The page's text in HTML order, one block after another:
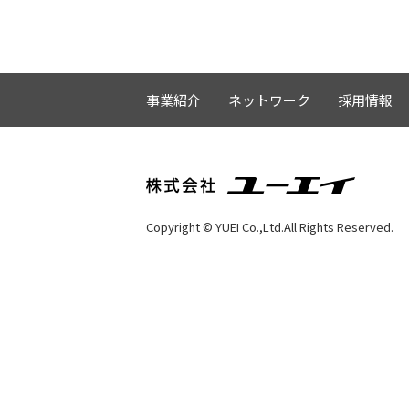
事業紹介 ネットワーク 採用情報
Copyright © YUEI Co.,Ltd.All Rights Reserved.